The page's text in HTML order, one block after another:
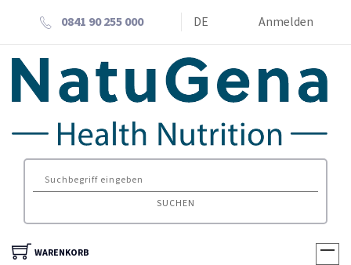
0841 90 255 000 DE Anmelden
SUCHEN
WARENKORB